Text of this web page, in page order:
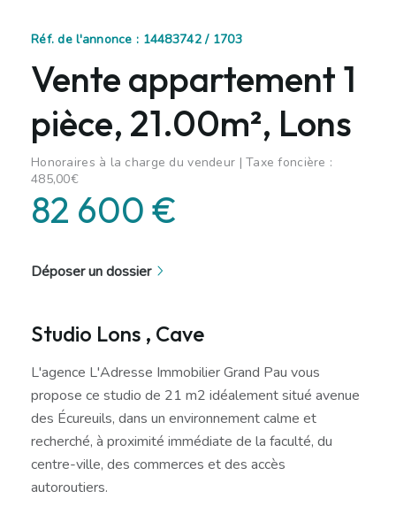
Réf. de l'annonce : 14483742 / 1703
Vente appartement 1
pièce, 21.00m², Lons
Honoraires à la charge du vendeur | Taxe foncière :
485,00€
82 600 €
Déposer un dossier
Studio Lons , Cave
L'agence L'Adresse Immobilier Grand Pau vous
propose ce studio de 21 m2 idéalement situé avenue
des Écureuils, dans un environnement calme et
recherché, à proximité immédiate de la faculté, du
centre-ville, des commerces et des accès
autoroutiers.